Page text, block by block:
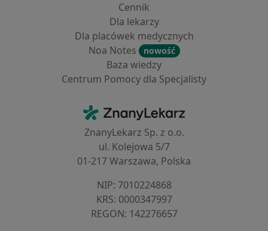
Cennik
Dla lekarzy
Dla placówek medycznych
Noa Notes
nowość
Baza wiedzy
Centrum Pomocy dla Specjalisty
ZnanyLekarz - Strona główna
ZnanyLekarz Sp. z o.o.
ul. Kolejowa 5/7
01-217 Warszawa, Polska
NIP: ⁠7010224868
KRS: ⁠0000347997
REGON: ⁠142276657